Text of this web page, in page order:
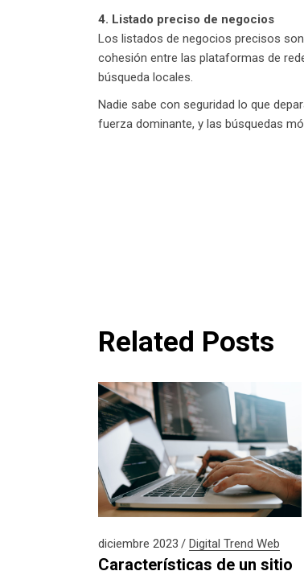
4. Listado preciso de negocios
Los listados de negocios precisos
cohesión entre las plataformas de
búsqueda locales.
Nadie sabe con seguridad lo que
fuerza dominante, y las búsquedas
Related Posts
diciembre 2023 Digital Trend Web
Características de un sitio